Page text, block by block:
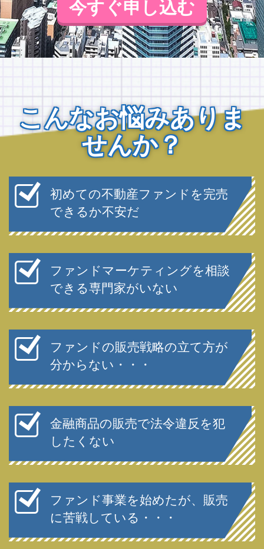
今すぐ申し込む
こんなお悩みありま
せんか？
初めての不動産ファンドを完売
できるか不安だ
ファンドマーケティングを相談
できる専門家がいない
ファンドの販売戦略の立て方が
分からない・・・
金融商品の販売で法令違反を犯
したくない
ファンド事業を始めたが、販売
に苦戦している・・・